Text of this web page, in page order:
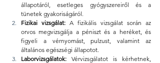
állapotáról, esetleges gyógyszereiről és a
tünetek gyakoriságáról.
Fizikai vizsgálat: A fizikális vizsgálat során az
orvos megvizsgálja a péniszt és a heréket, és
figyeli a vérnyomást, pulzust, valamint az
általános egészségi állapotot.
Laborvizsgálatok: Vérvizsgálatot is kérhetnek,